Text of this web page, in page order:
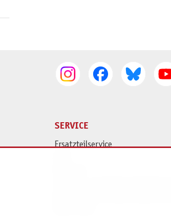
SERVICE
Ersatzteilservice